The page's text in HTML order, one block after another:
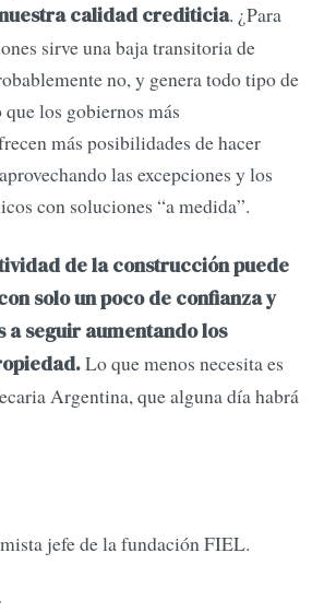
calidad crediticia. ¿Para
sirve una baja transitoria de
no, y genera todo tipo de
los gobiernos más
más posibilidades de hacer
las excepciones y los
con soluciones “a medida”.
de la construcción puede
solo un poco de confianza y
a seguir aumentando los
Lo que menos necesita es
Argentina, que alguna día habrá
jefe de la fundación FIEL.